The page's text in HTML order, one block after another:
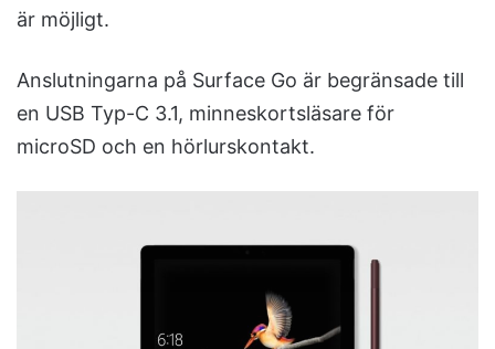
är möjligt.
Anslutningarna på Surface Go är begränsade till
en USB Typ-C 3.1, minneskortsläsare för
microSD och en hörlurskontakt.